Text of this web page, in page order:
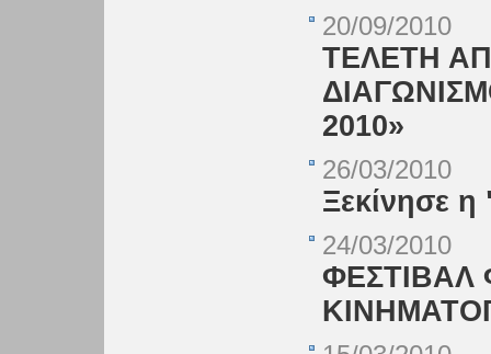
20/09/2010
ΤΕΛΕΤΗ
2010»
26/03/2010
Ξεκίνησε
24/03/2010
ΦΕΣΤΙΒΑΛ